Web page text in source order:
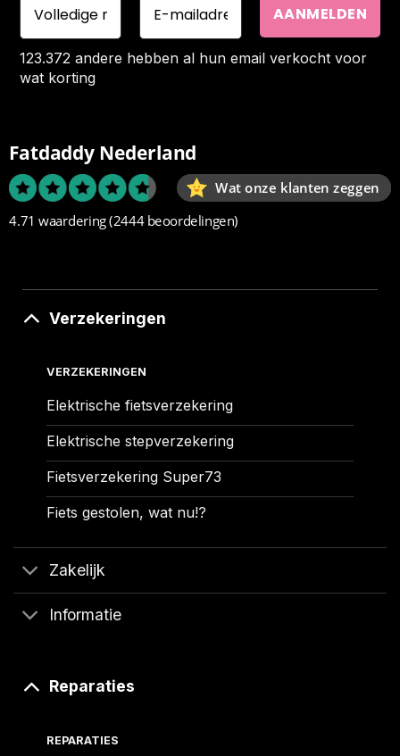
123.372 andere hebben al hun email verkocht voor
wat korting
Fatdaddy Nederland
Wat onze klanten zeggen
4.71 waardering(2444 beoordelingen)
Verzekeringen
VERZEKERINGEN
Elektrische fietsverzekering
Elektrische stepverzekering
Fietsverzekering Super73
Fiets gestolen, wat nu!?
Zakelijk
Informatie
Reparaties
REPARATIES